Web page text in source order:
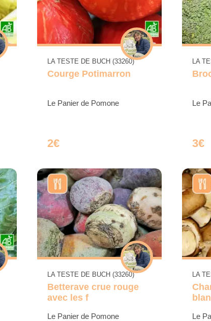
LA TESTE DE BUCH (33260)
Courge Potimarron
Le Panier de Pomone
2€
LA
Le
3€
LA TESTE DE BUCH (33260)
Betterave crue rouge
avec les f
Le Panier de Pomone
LA
Le